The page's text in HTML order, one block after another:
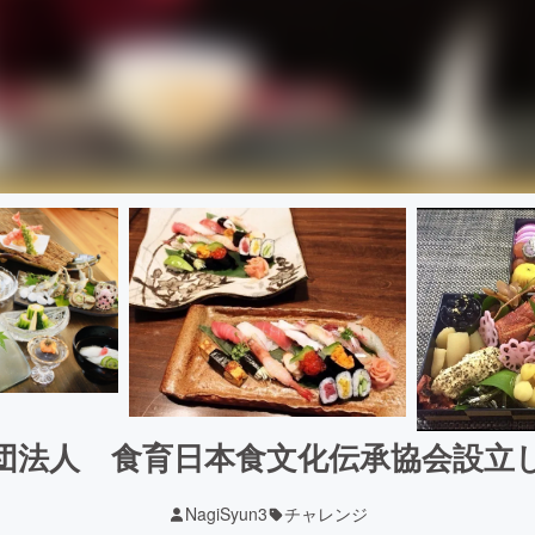
法人 食育日本食文化伝承協会設立
NagiSyun3 チャレンジ